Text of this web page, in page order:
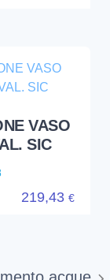
VASO
SIC
219,43 €